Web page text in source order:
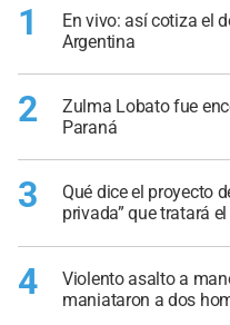
1
En vivo: así cotiza el
Argentina
2
Zulma Lobato fue
Paraná
3
Qué dice el proyecto
privada” que tratará
4
Violento asalto a
maniataron a dos